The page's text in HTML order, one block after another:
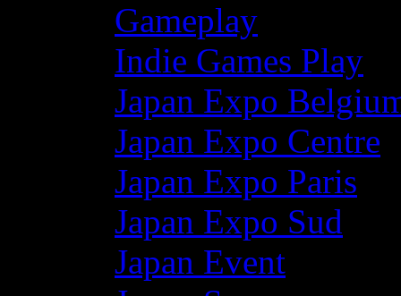
Gameplay
Indie Games Play
Japan Expo
Japan Expo Centre
Japan Expo Paris
Japan Expo Sud
Japan Event